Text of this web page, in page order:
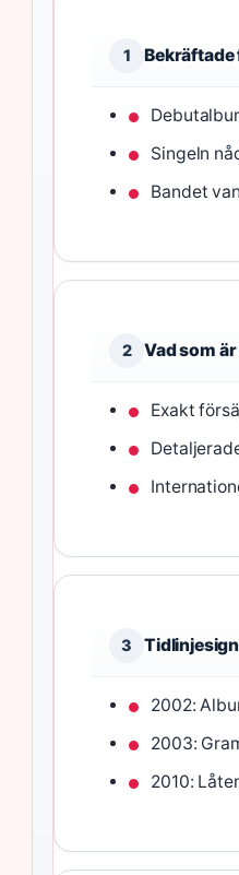
1 Bekräftade
Singeln
Bandet
2 Vad som
Exakt
3
2002:
2003:
2010: